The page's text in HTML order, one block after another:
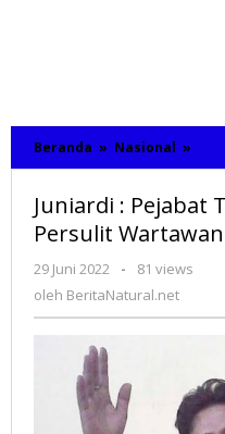
Beranda » Nasional »
:
Juniardi : Pejabat
Persulit
29 Juni 2022
oleh
-
81 views
oleh BeritaNatural.net